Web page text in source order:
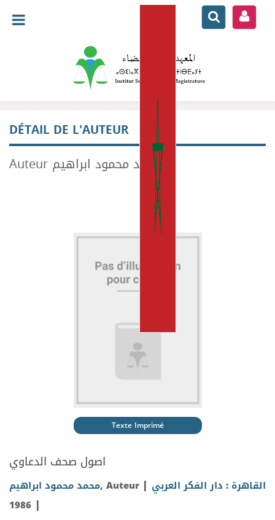
DÉTAIL DE L'AUTEUR
Auteur محمد محمود ابراهيم
Texte Imprimé
اصول صحف الدعاوي
محمد محمود ابراهيم, Auteur | القاهرة : دار الفكر العربي
|
1986